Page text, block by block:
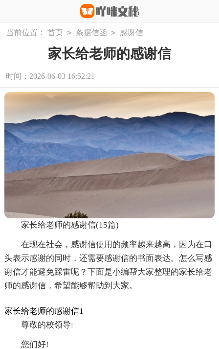
当前位置： 首页 > 条据信函 > 感谢信
家长给老师的感谢信
时间：2026-06-03 16:52:21
家长给老师的感谢信(15篇)
在现在社会，感谢信使用的频率越来越高，因为在口
头表示感谢的同时，还需要感谢信的书面表达。怎么写感
谢信才能避免踩雷呢？下面是小编帮大家整理的家长给老
师的感谢信，希望能够帮助到大家。
家长给老师的感谢信1
尊敬的校领导:
您们好!